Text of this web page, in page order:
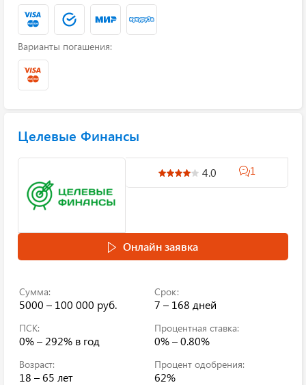
Варианты погашения:
Целевые Финансы
4.0 1
Онлайн заявка
Сумма:
5000 – 100 000 руб.
Срок:
7 – 168 дней
ПСК:
0% – 292% в год
Процентная ставка:
0% – 0.80%
Возраст:
18 – 65 лет
Процент одобрения:
62%